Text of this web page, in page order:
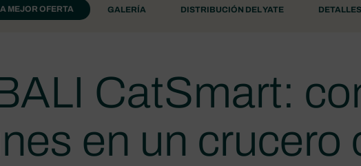
MEJOR OFERTA GALERÍA DISTRIBUCIÓN DEL YATE
CatSmart:
en un crucero